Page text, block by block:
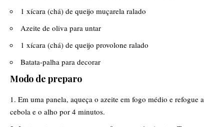
1 xícara (chá) de queijo muçarela ralado
Azeite de oliva para untar
1 xícara (chá) de queijo provolone ralado
Batata-palha para decorar
Modo de preparo
Em uma panela, aqueça o azeite em fogo médio e refogue a
cebola e o alho por 4 minutos.